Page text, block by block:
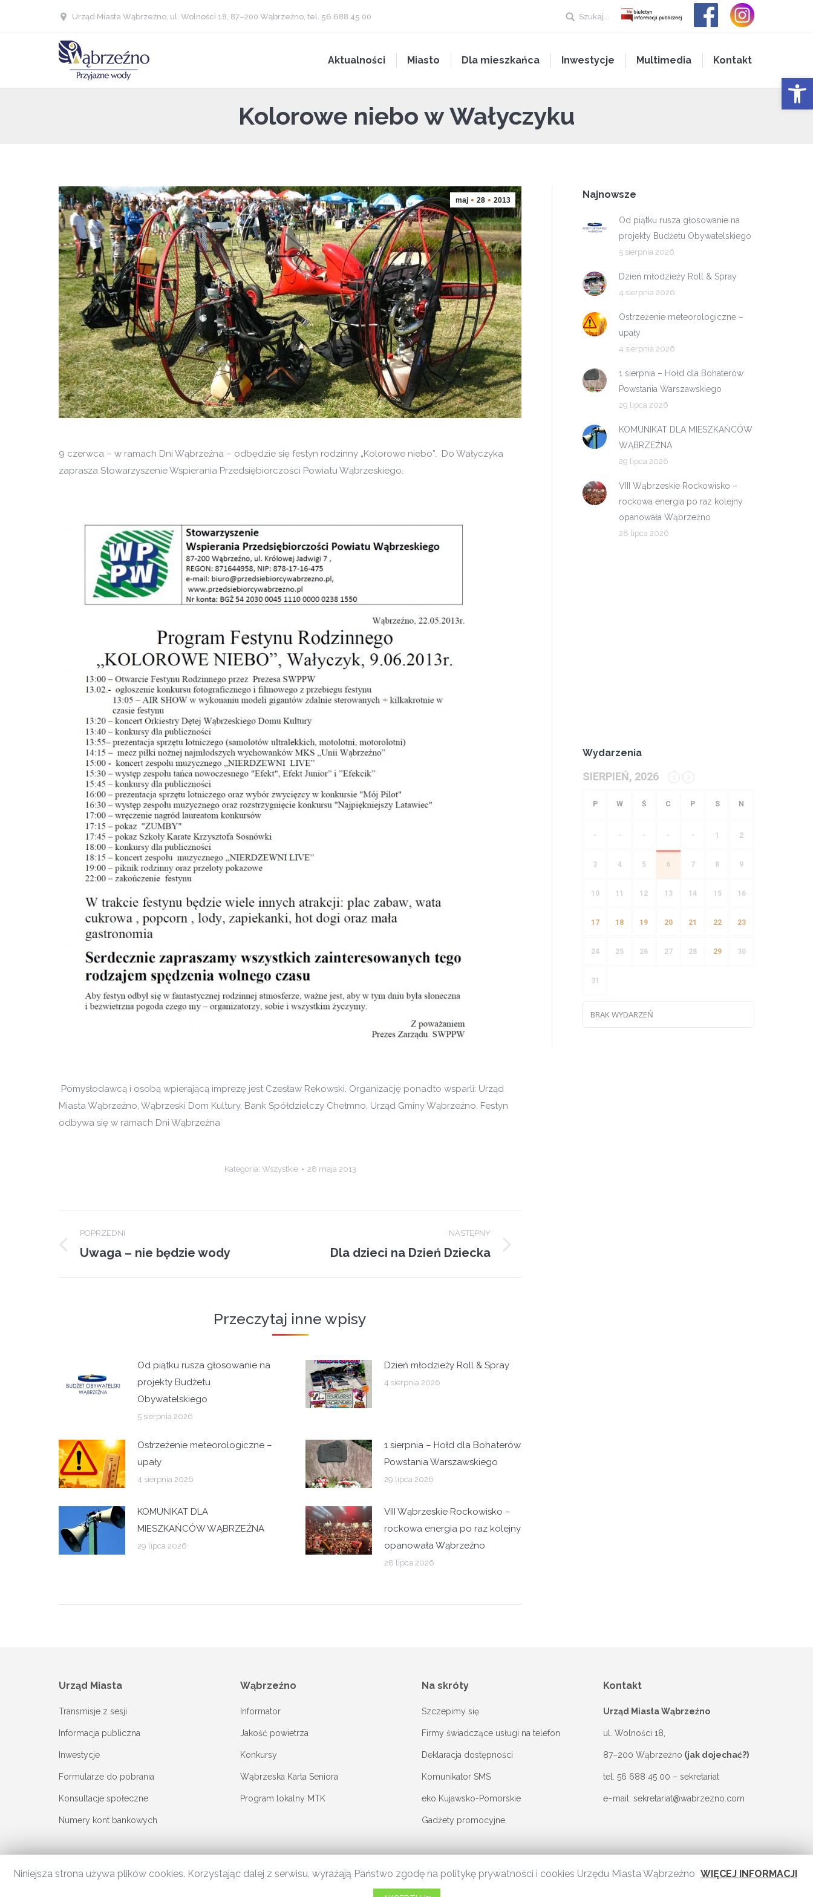
Urząd Miasta Wąbrzeźno, ul. Wolności 18, 87–200 Wąbrzeźno, tel. 56 688 45 00 Szukaj...
Aktualności Miasto Dla mieszkańca Inwestycje Multimedia Kontakt
Kolorowe niebo w Wałyczyku
maj 28 2013
9 czerwca – w ramach Dni Wąbrzeźna – odbędzie się festyn rodzinny „Kolorowe niebo”. Do Wałyczyka
zaprasza Stowarzyszenie Wspierania Przedsiębiorczości Powiatu Wąbrzeskiego.
Pomysłodawcą i osobą wpierającą imprezę jest Czesław Rekowski. Organizację ponadto wsparli: Urząd
Miasta Wąbrzeźno, Wąbrzeski Dom Kultury, Bank Spółdzielczy Chełmno, Urząd Gminy Wąbrzeźno. Festyn
odbywa się w ramach Dni Wąbrzeźna
Kategoria: Wszystkie 28 maja 2013
navigation
POPRZEDNI
Previous
Uwaga – nie będzie wody
NASTĘPNY
Dla dzieci na Dzień Dziecka
Przeczytaj inne wpisy
Od piątku rusza głosowanie na
projekty Budżetu
Obywatelskiego
5 sierpnia 2026
Dzień młodzieży Roll & Spray
4 sierpnia 2026
Ostrzeżenie meteorologiczne –
upały
4 sierpnia 2026
1 sierpnia – Hołd dla Bohaterów
Powstania Warszawskiego
29 lipca 2026
KOMUNIKAT DLA
MIESZKAŃCÓW WĄBRZEŹNA
29 lipca 2026
VIII Wąbrzeskie Rockowisko –
rockowa energia po raz kolejny
opanowała Wąbrzeźno
28 lipca 2026
Najnowsze
Od piątku rusza głosowanie na
projekty Budżetu Obywatelskiego
5 sierpnia 2026
Dzień młodzieży Roll & Spray
4 sierpnia 2026
Ostrzeżenie meteorologiczne –
upały
4 sierpnia 2026
1 sierpnia – Hołd dla Bohaterów
Powstania Warszawskiego
29 lipca 2026
KOMUNIKAT DLA MIESZKAŃCÓW
WĄBRZEŹNA
29 lipca 2026
VIII Wąbrzeskie Rockowisko –
rockowa energia po raz kolejny
opanowała Wąbrzeźno
28 lipca 2026
Wydarzenia
SIERPIEŃ, 2026
- - - - - 1 2
3 4 5 6 7 8 9
10 11 12 13 14 15 16
17 18 19 20 21 22 23
24 25 26 27 28 29 30
31
BRAK WYDARZEŃ
Urząd Miasta
Transmisje z sesji
Informacja publiczna
Inwestycje
Formularze do pobrania
Konsultacje społeczne
Numery kont bankowych
Wąbrzeźno
Informator
Jakość powietrza
Konkursy
Wąbrzeska Karta Seniora
Program lokalny MTK
Na skróty
Szczepimy się
Firmy świadczące usługi na telefon
Deklaracja dostępności
Komunikator SMS
eko Kujawsko-Pomorskie
Gadżety promocyjne
Kontakt
Urząd Miasta Wąbrzeźno
ul. Wolności 18,
87–200 Wąbrzeźno (jak dojechać?)
tel. 56 688 45 00 – sekretariat
e–mail: sekretariat@wabrzezno.com
Niniejsza strona używa plików cookies. Korzystając dalej z serwisu, wyrażają Państwo zgodę na politykę prywatności i cookies Urzędu Miasta Wąbrzeźno WIĘCEJ INFORMACJI